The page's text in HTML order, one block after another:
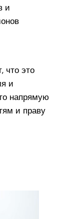
и
что это
и
напрямую
и праву